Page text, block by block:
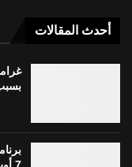
أحدث المقالات